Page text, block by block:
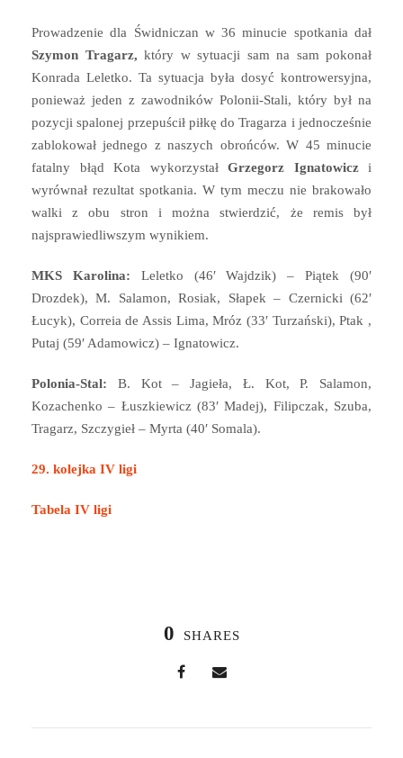
Prowadzenie dla Świdniczan w 36 minucie spotkania dał
Szymon Tragarz, który w sytuacji sam na sam pokonał
Konrada Leletko. Ta sytuacja była dosyć kontrowersyjna,
ponieważ jeden z zawodników Polonii-Stali, który był na
pozycji spalonej przepuścił piłkę do Tragarza i jednocześnie
zablokował jednego z naszych obrońców. W 45 minucie
fatalny błąd Kota wykorzystał Grzegorz Ignatowiczi
wyrównał rezultat spotkania. W tym meczu nie brakowało
walki z obu stron i można stwierdzić, że remis był
najsprawiedliwszym wynikiem.
MKS Karolina: Leletko (46′ Wajdzik) – Piątek (90′
Drozdek), M. Salamon, Rosiak, Słapek – Czernicki (62′
Łucyk), Correia de Assis Lima, Mróz (33′ Turzański), Ptak ,
Putaj (59′ Adamowicz) – Ignatowicz.
Polonia-Stal: B. Kot – Jagieła, Ł. Kot, P. Salamon,
Kozachenko – Łuszkiewicz (83′ Madej), Filipczak, Szuba,
Tragarz, Szczygieł – Myrta (40′ Somala).
29. kolejka IV ligi
Tabela IV ligi
0 SHARES